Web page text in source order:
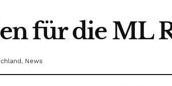
für die ML
, News